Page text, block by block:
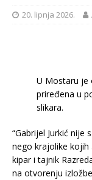
20. lipnja 2026.
U Mostaru je
priređena u
slikara.
“Gabrijel Jurkić
nego krajolike kojih
kipar i tajnik
na otvorenju